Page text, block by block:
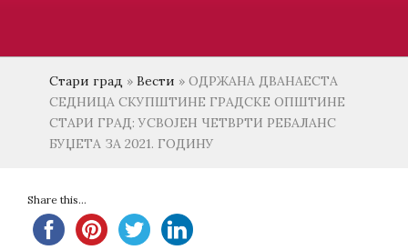
Стари град » Вести » ОДРЖАНА ДВАНАЕСТА
СЕДНИЦА СКУПШТИНЕ ГРАДСКЕ ОПШТИНЕ
СТАРИ ГРАД: УСВОЈЕН ЧЕТВРТИ РЕБАЛАНС
БУЏЕТА ЗА 2021. ГОДИНУ
Share this...